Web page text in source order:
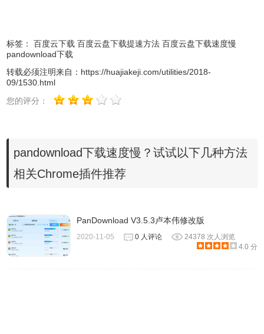
3、 管理员权限打开 pandownload
标签： 百度云下载 百度云盘下载提速方法 百度云盘下载速度慢
pandownload下载
转载必须注明来自： https://huajiakeji.com/utilities/2018-
09/1530.html
您的评分：
pandownload下载速度慢？试试以下几种方法
相关Chrome插件推荐
PanDownload V3.5.3卢本伟修改版
2020-11-05 0 人评论
24378 次人浏览
4.0 分